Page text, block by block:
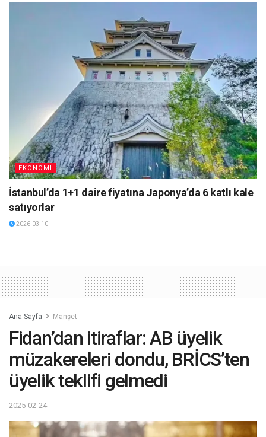
EKONOMI
İstanbul’da 1+1 daire fiyatına Japonya’da 6 katlı kale
satıyorlar
2026-03-10
Ana Sayfa Manşet
Fidan’dan itiraflar: AB üyelik
müzakereleri dondu, BRİCS’ten
üyelik teklifi gelmedi
2025-02-24